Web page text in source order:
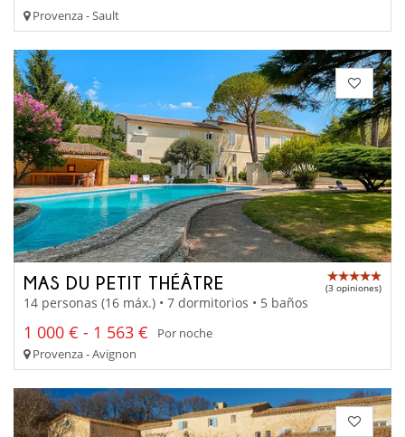
Provenza - Sault
MAS DU PETIT THÉÂTRE (3 opiniones)
14 personas (16 máx.) • 7 dormitorios • 5 baños
1 000 € - 1 563 €
Por noche
Provenza - Avignon